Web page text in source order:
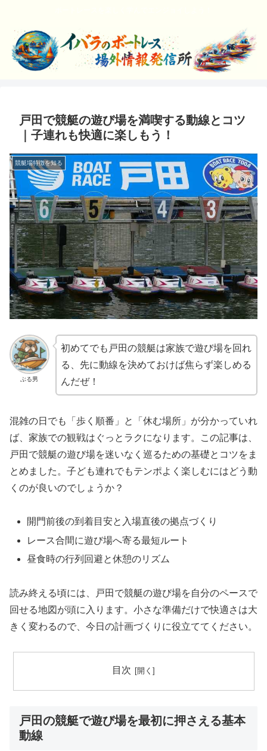
戸田で競艇の遊び場を満喫する動線とコツ
｜子連れも快適に楽しもう！
競艇場特徴を知る
ぶる男
初めてでも戸田の競艇は家族で遊び場を回れ
る、先に動線を決めておけば焦らず楽しめる
んだぜ！
混雑の日でも「歩く順番」と「休む場所」が分かっていれ
ば、家族での観戦はぐっとラクになります。この記事は、
戸田で競艇の遊び場を迷いなく巡るための基礎とコツをま
とめました。子ども連れでもテンポよく楽しむにはどう動
くのが良いのでしょうか？
開門前後の到着目安と入場直後の拠点づくり
レース合間に遊び場へ寄る最短ルート
昼食時の行列回避と休憩のリズム
読み終える頃には、戸田で競艇の遊び場を自分のペースで
回せる地図が頭に入ります。小さな準備だけで快適さは大
きく変わるので、今日の計画づくりに役立ててください。
目次
戸田の競艇で遊び場を最初に押さえる基本
動線